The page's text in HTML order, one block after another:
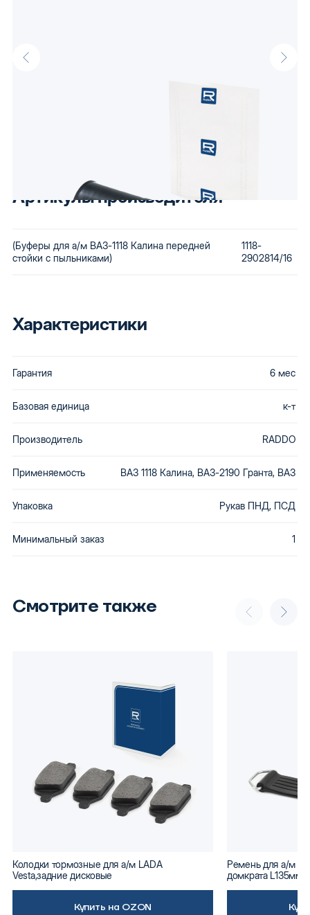
Буферы для а/м ВАЗ-1118 Калина передней стойки с пыльниками
автокомпонентами. Низкая стоимость сохраняется за счет
использования бюджетного сырья и вторичной переработки
бракованной продукции. Купив автозапчасти Raddo, Вы
Артикулы производителя
(Буферы для а/м ВАЗ-1118 Калина передней
стойки с пыльниками)
1118-
2902814/16
Характеристики
Гарантия 6 мес
Базовая единица к-т
Производитель RADDO
Применяемость ВАЗ 1118 Калина, ВАЗ-2190 Гранта, ВАЗ
Упаковка Рукав ПНД, ПСД
Минимальный заказ 1
Смотрите также
Колодки тормозные для а/м LADA
Vesta,задние дисковые
Купить на OZON
Ремень для а/м
домкрата L135мм